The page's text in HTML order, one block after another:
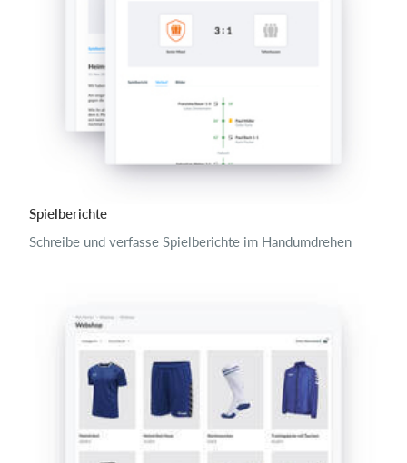
Spielberichte
Schreibe und verfasse Spielberichte im Handumdrehen